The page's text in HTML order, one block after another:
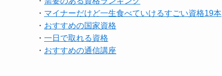
・ マイナーだけど一生食べていけるすごい資格19本
・ おすすめの国家資格
・ 一日で取れる資格
・ おすすめの通信講座